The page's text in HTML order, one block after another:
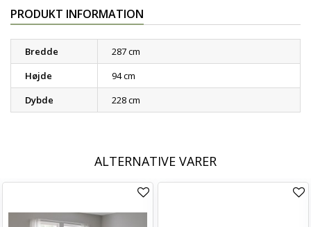
PRODUKT INFORMATION
Bredde
287 cm
Højde
94 cm
Dybde
228 cm
ALTERNATIVE VARER